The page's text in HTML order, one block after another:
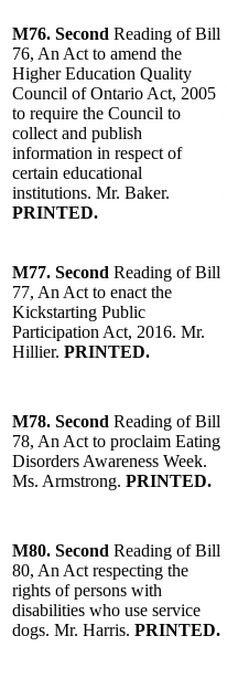
M76. Second Reading of Bill
76, An Act to amend the
Higher Education Quality
Council of Ontario Act, 2005
to require the Council to
collect and publish
information in respect of
certain educational
institutions. Mr. Baker.
PRINTED.
M77. Second Reading of Bill
77, An Act to enact the
Kickstarting Public
Participation Act, 2016. Mr.
Hillier. PRINTED.
M78. Second Reading of Bill
78, An Act to proclaim Eating
Disorders Awareness Week.
Ms. Armstrong. PRINTED.
M80. Second Reading of Bill
80, An Act respecting the
rights of persons with
disabilities who use service
dogs. Mr. Harris. PRINTED.